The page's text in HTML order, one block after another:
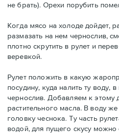
не брать). Орехи порубить
Когда мясо на холоде дойдет,
размазать на нем чернослив,
плотно скрутить в рулет и
веревкой.
Рулет положить в какую
посудину, куда налить ту воду,
чернослив. Добавляем к этому
растительного масла. В воду
головку чеснока. Ту часть
водой, для пущего скусу